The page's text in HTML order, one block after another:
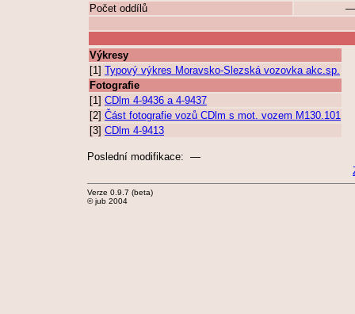
Počet oddílů
Výkresy
[1] Typový výkres Moravsko-Slezská vozovka akc.sp.
Fotografie
[1] CDlm 4-9436 a 4-9437
[2] Část fotografie vozů CDlm s mot. vozem M130.101
[3] CDlm 4-9413
Poslední modifikace: —
Verze 0.9.7 (beta)
© jub 2004